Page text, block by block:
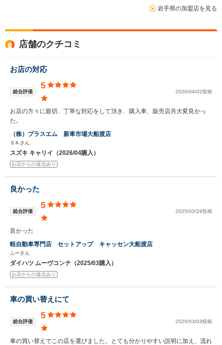
岩手県の加盟店を見る
店舗のクチコミ
お店の対応
総合評価
5
2026/04/02投稿
お店の方々に親切、丁寧な対応をして頂き、購入車、販売店共大変良かっ
た。
（株）プラスエム 新車市場大船渡店
ＳＫさん
スズキ キャリイ（2026/04購入）
お店からの返信あり
良かった
総合評価
5
2025/03/29投稿
良かった
軽自動車専門店 セットアップ キャッセン大船渡店
ふーさん
ダイハツ ムーヴコンテ（2025/03購入）
お店からの返信あり
車の買い替えにて
総合評価
5
2025/03/03投稿
車の買い替えでこの店を選びました。とても分かりやすい説明に加え、流れ